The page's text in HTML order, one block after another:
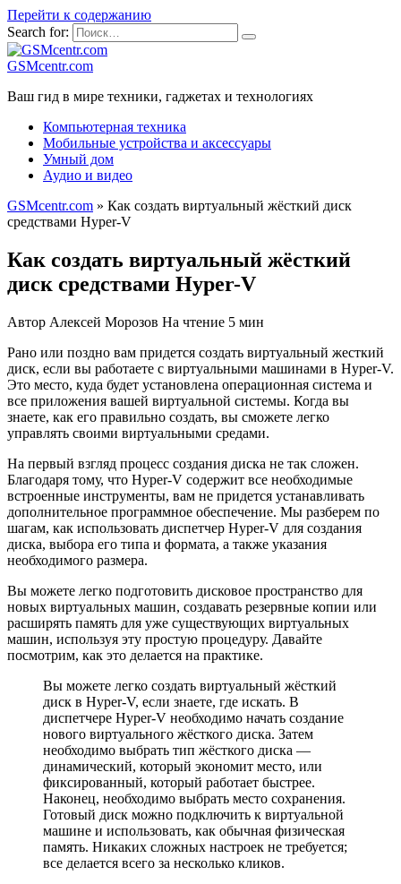
Перейти к содержанию
Search for:
GSMcentr.com
Ваш гид в мире техники, гаджетах и технологиях
Компьютерная техника
Мобильные устройства и аксессуары
Умный дом
Аудио и видео
GSMcentr.com » Как создать виртуальный жёсткий диск
средствами Hyper-V
Как создать виртуальный жёсткий
диск средствами Hyper-V
Автор Алексей Морозов На чтение 5 мин
Рано или поздно вам придется создать виртуальный жесткий
диск, если вы работаете с виртуальными машинами в Hyper-V.
Это место, куда будет установлена операционная система и
все приложения вашей виртуальной системы. Когда вы
знаете, как его правильно создать, вы сможете легко
управлять своими виртуальными средами.
На первый взгляд процесс создания диска не так сложен.
Благодаря тому, что Hyper-V содержит все необходимые
встроенные инструменты, вам не придется устанавливать
дополнительное программное обеспечение. Мы разберем по
шагам, как использовать диспетчер Hyper-V для создания
диска, выбора его типа и формата, а также указания
необходимого размера.
Вы можете легко подготовить дисковое пространство для
новых виртуальных машин, создавать резервные копии или
расширять память для уже существующих виртуальных
машин, используя эту простую процедуру. Давайте
посмотрим, как это делается на практике.
Вы можете легко создать виртуальный жёсткий
диск в Hyper-V, если знаете, где искать. В
диспетчере Hyper-V необходимо начать создание
нового виртуального жёсткого диска. Затем
необходимо выбрать тип жёсткого диска —
динамический, который экономит место, или
фиксированный, который работает быстрее.
Наконец, необходимо выбрать место сохранения.
Готовый диск можно подключить к виртуальной
машине и использовать, как обычная физическая
память. Никаких сложных настроек не требуется;
все делается всего за несколько кликов.